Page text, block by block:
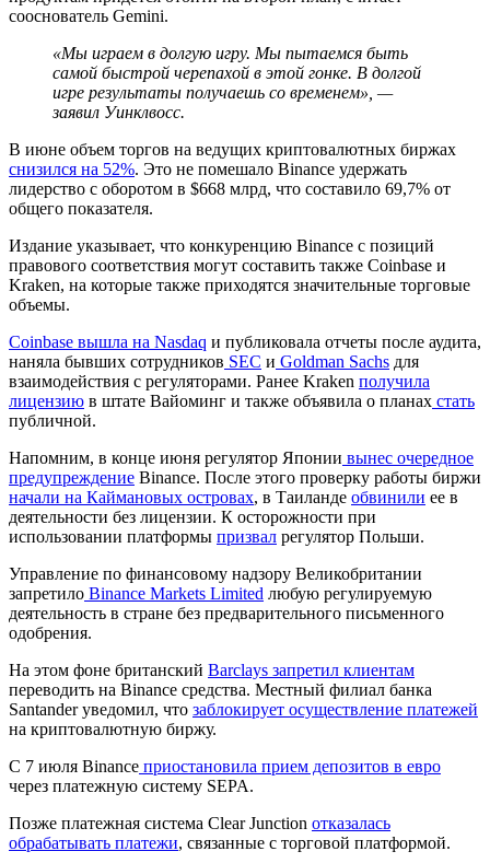
сооснователь Gemini.
«Мы играем в долгую игру. Мы пытаемся быть
самой быстрой черепахой в этой гонке. В долгой
игре результаты получаешь со временем», —
заявил Уинклвосс.
В июне объем торгов на ведущих криптовалютных биржах
снизился на 52%. Это не помешало Binance удержать
лидерство с оборотом в $668 млрд, что составило 69,7% от
общего показателя.
Издание указывает, что конкуренцию Binance с позиций
правового соответствия могут составить также Coinbase и
Kraken, на которые также приходятся значительные торговые
объемы.
Coinbase вышла на Nasdaq и публиковала отчеты после аудита,
наняла бывших сотрудников SEC и Goldman Sachs для
взаимодействия с регуляторами. Ранее Kraken получила
лицензию в штате Вайоминг и также объявила о планах стать
публичной.
Напомним, в конце июня регулятор Японии вынес очередное
предупреждение Binance. После этого проверку работы биржи
начали на Каймановых островах, в Таиланде обвинили ее в
деятельности без лицензии. К осторожности при
использовании платформы призвал регулятор Польши.
Управление по финансовому надзору Великобритании
запретило Binance Markets Limited любую регулируемую
деятельность в стране без предварительного письменного
одобрения.
На этом фоне британский Barclays запретил клиентам
переводить на Binance средства. Местный филиал банка
Santander уведомил, что заблокирует осуществление платежей
на криптовалютную биржу.
С 7 июля Binance приостановила прием депозитов в евро
через платежную систему SEPA.
Позже платежная система Clear Junction отказалась
обрабатывать платежи, связанные с торговой платформой.